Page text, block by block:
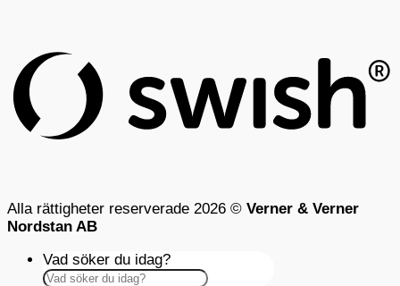
Alla rättigheter reserverade 2026 © Verner & Verner
Nordstan AB
Vad söker du idag?